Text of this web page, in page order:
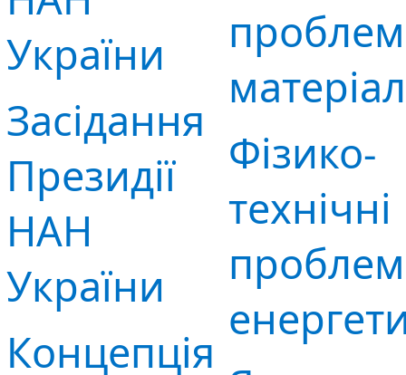
України
Засідання
Президії
НАН
України
Концепція
Фізико-
технічні